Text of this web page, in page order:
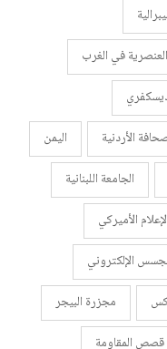
العنصرية في الغرب
الأردنية
اليمن
الجامعة اللبنانية
الأميركي
الإلكتروني
مجزرة البيجر
قصص المقاومة